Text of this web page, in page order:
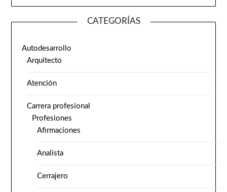
CATEGORÍAS
Autodesarrollo
Arquitecto
Atención
Carrera profesional
Profesiones
Afirmaciones
Analista
Cerrajero